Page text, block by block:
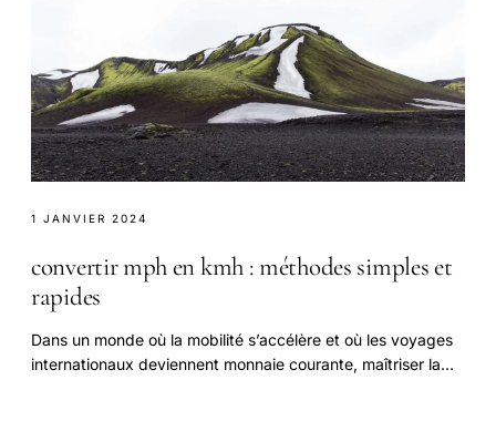
1 JANVIER 2024
convertir mph en kmh : méthodes simples et
rapides
Dans un monde où la mobilité s’accélère et où les voyages
internationaux deviennent monnaie courante, maîtriser la